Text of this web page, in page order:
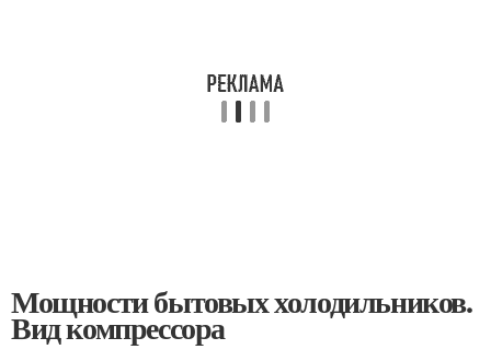
Мощности бытовых холодильников.
Вид компрессора